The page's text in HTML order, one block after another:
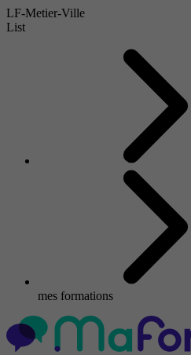
LF-Metier-Ville
List
mes formations